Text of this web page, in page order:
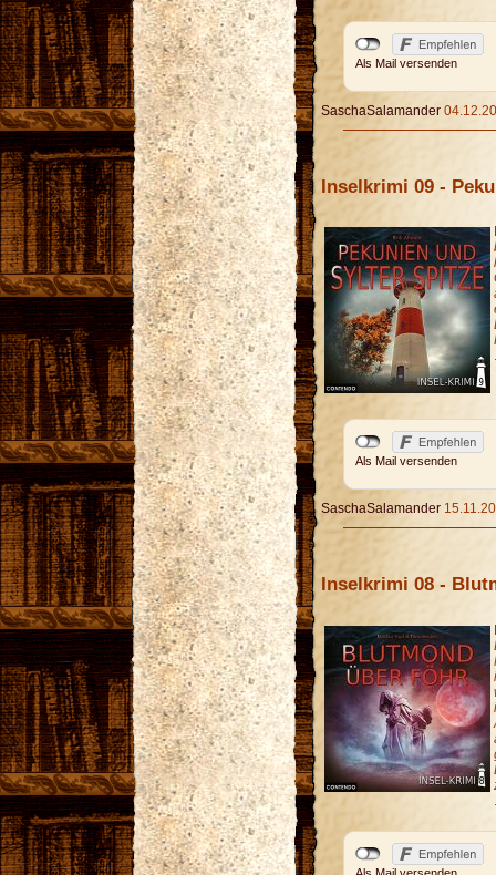
Als Mail versenden
SaschaSalamander
Inselkrimi 09 -
Als Mail versenden
SaschaSalamander
Inselkrimi 08 -